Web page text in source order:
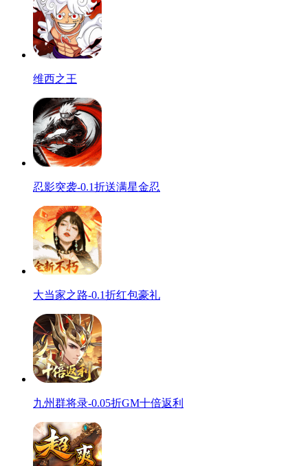
维西之王
忍影突袭-0.1折送满星金忍
大当家之路-0.1折红包豪礼
九州群将录-0.05折GM十倍返利